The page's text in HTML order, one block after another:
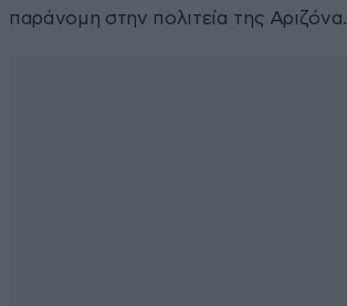
παράνομη στην πολιτεία της Αριζόνα.